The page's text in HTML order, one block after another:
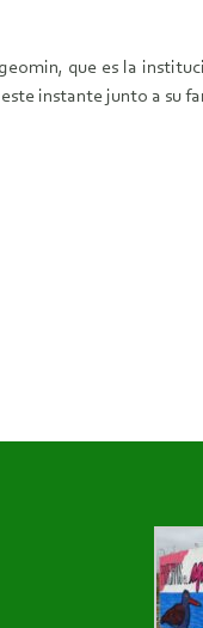
que es la
instante junto a su